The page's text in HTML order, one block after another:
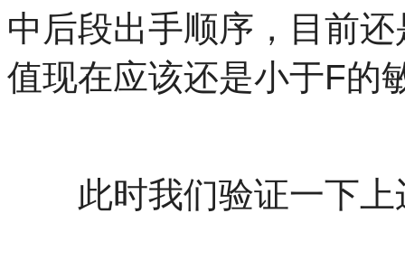
中后段出手顺序，目前
值现在应该还是小于F的
此时我们验证一下上